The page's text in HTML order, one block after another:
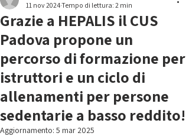
Grazie a HEPALIS il CUS
Padova propone un
percorso di formazione per
istruttori e un ciclo di
allenamenti per persone
sedentarie a basso reddito!
11 nov 2024Tempo di lettura: 2 min
Aggiornamento: 5 mar 2025